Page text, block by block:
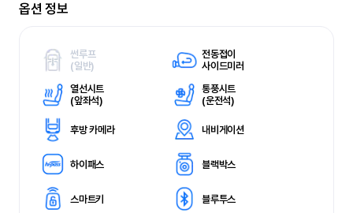
옵션 정보
썬루프
(일반)
전동접이
사이드미러
열선시트
(앞좌석)
통풍시트
(운전석)
후방 카메라 내비게이션
하이패스 블랙박스
스마트키 블루투스